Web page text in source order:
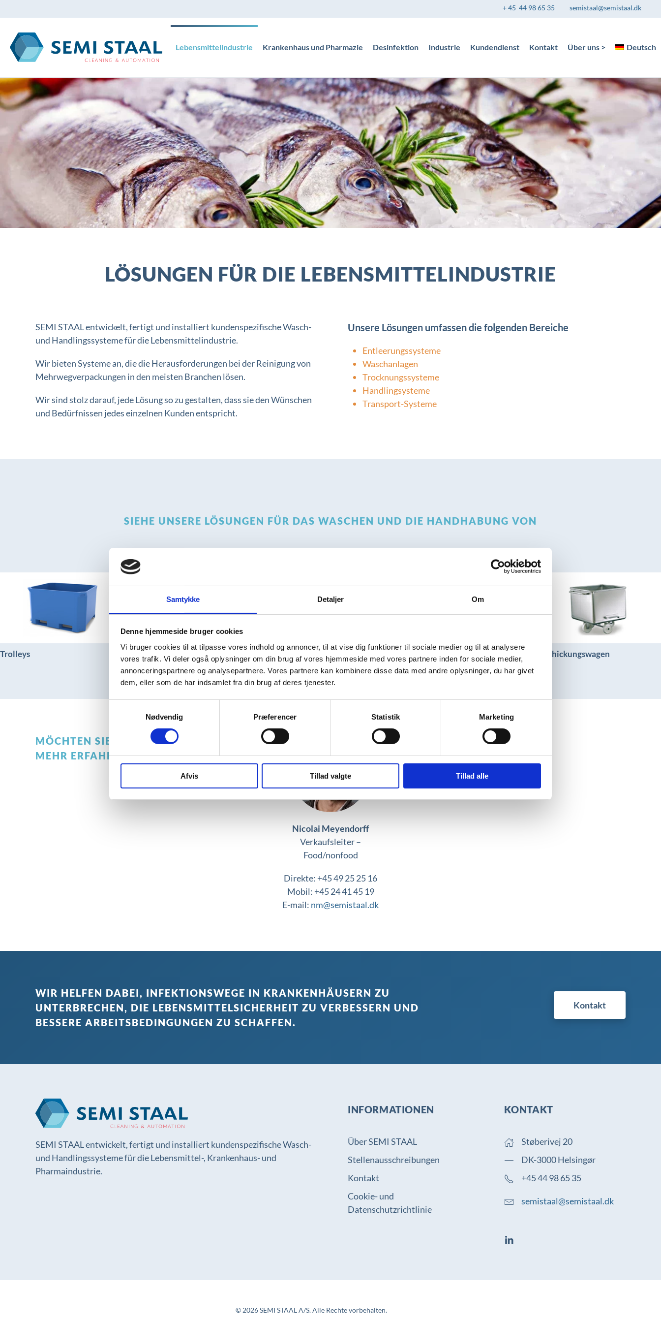
Samtykke Detaljer Om
Denne hjemmeside bruger cookies
Vi bruger cookies til at tilpasse vores indhold og annoncer, til at vise dig funktioner til sociale medier og til at analysere
vores trafik. Vi deler også oplysninger om din brug af vores hjemmeside med vores partnere inden for sociale medier,
annonceringspartnere og analysepartnere. Vores partnere kan kombinere disse data med andre oplysninger, du har givet
dem, eller som de har indsamlet fra din brug af deres tjenester.
Nødvendig
Præferencer Statistik Marketing
Afvis Tillad valgte Tillad alle
+ 45 44 98 65 35 semistaal@semistaal.dk
Lebensmittelindustrie Krankenhaus und Pharmazie Desinfektion Industrie Kundendienst Kontakt Über uns > Deutsch
LÖSUNGEN FÜR DIE LEBENSMITTELINDUSTRIE
SEMI STAAL entwickelt, fertigt und installiert kundenspezifische Wasch-
und Handlingssysteme für die Lebensmittelindustrie.
Wir bieten Systeme an, die die Herausforderungen bei der Reinigung von
Mehrwegverpackungen in den meisten Branchen lösen.
Wir sind stolz darauf, jede Lösung so zu gestalten, dass sie den Wünschen
und Bedürfnissen jedes einzelnen Kunden entspricht.
Unsere Lösungen umfassen die folgenden Bereiche
Entleerungssysteme
Waschanlagen
Trocknungssysteme
Handlingsysteme
Transport-Systeme
SIEHE UNSERE LÖSUNGEN FÜR DAS WASCHEN UND DIE HANDHABUNG VON
Trolleys Kisten Paletten Gitterwagen Beschickungswagen
MÖCHTEN SIE
MEHR ERFAHREN?
Nicolai Meyendorff
Verkaufsleiter –
Food/nonfood
Direkte: +45 49 25 25 16
Mobil: +45 24 41 45 19
E-mail: nm@semistaal.dk
WIR HELFEN DABEI, INFEKTIONSWEGE IN KRANKENHÄUSERN ZU
UNTERBRECHEN, DIE LEBENSMITTELSICHERHEIT ZU VERBESSERN UND
BESSERE ARBEITSBEDINGUNGEN ZU SCHAFFEN.
Kontakt
SEMI STAAL entwickelt, fertigt und installiert kundenspezifische Wasch-
und Handlingssysteme für die Lebensmittel-, Krankenhaus- und
Pharmaindustrie.
INFORMATIONEN
Über SEMI STAAL
Stellenausschreibungen
Kontakt
Cookie- und
Datenschutzrichtlinie
KONTAKT
Støberivej 20
DK-3000 Helsingør
+45 44 98 65 35
semistaal@semistaal.dk
© 2026SEMI STAAL A/S. Alle Rechte vorbehalten.